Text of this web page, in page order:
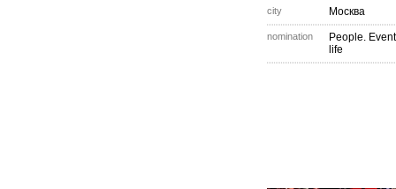
city Москва
nomination
People.
life